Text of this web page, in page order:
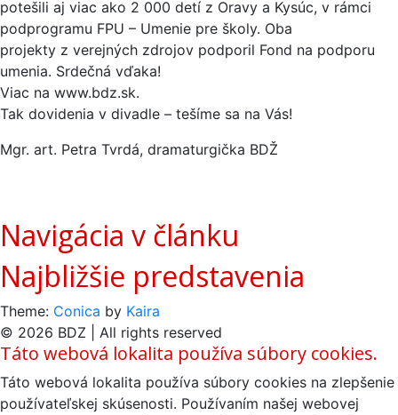
potešili aj viac ako 2 000 detí z Oravy a Kysúc, v rámci
podprogramu FPU – Umenie pre školy. Oba
projekty z verejných zdrojov podporil Fond na podporu
umenia. Srdečná vďaka!
Viac na www.bdz.sk.
Tak dovidenia v divadle – tešíme sa na Vás!
Mgr. art. Petra Tvrdá, dramaturgička BDŽ
Navigácia v článku
Najbližšie predstavenia
Theme: Conica by Kaira
© 2026 BDZ | All rights reserved
Táto webová lokalita používa súbory cookies.
Táto webová lokalita používa súbory cookies na zlepšenie
používateľskej skúsenosti. Používaním našej webovej